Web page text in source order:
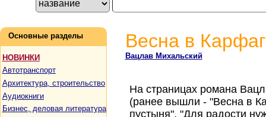
Основные разделы
НОВИНКИ
Автотранспорт
Архитектура, строительство
Аудиокниги
Бизнес, деловая литература
Весна в
Вацлав Михальский
На страницах романа
(ранее вышли - "Весна в
пустыня", "Для радости